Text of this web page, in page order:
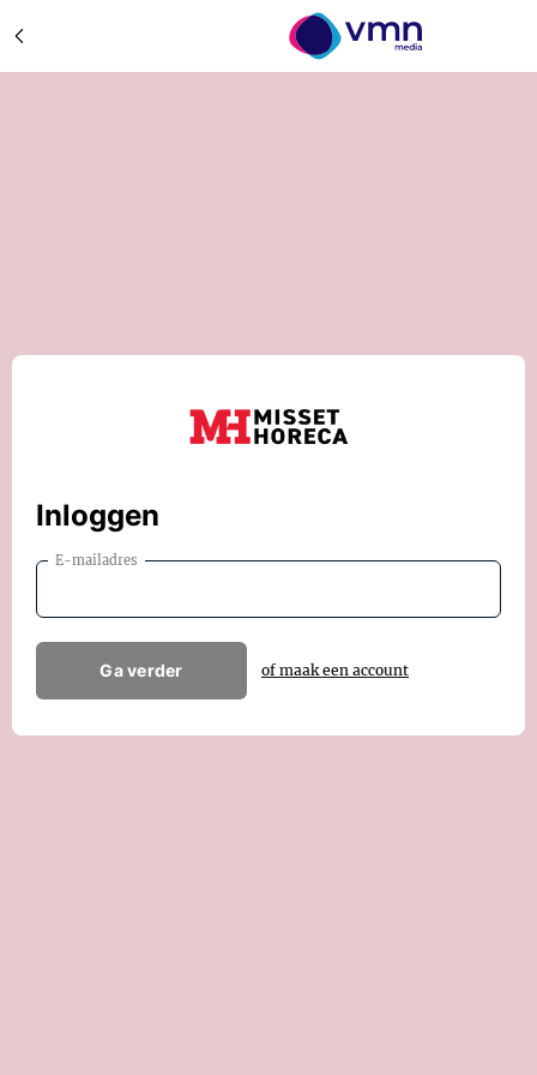
Inloggen
E-mailadres
Ga verder of maak een account